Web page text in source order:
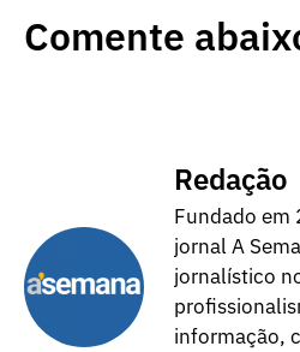
Comente
Redação
Fundado em
jornal A
jornalístico
informação,